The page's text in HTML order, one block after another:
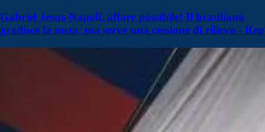
Gabriel Jesus-Napoli, affare possibile! Il brasiliano
gradisce la meta: ma serve una cessione di rilievo - Rep